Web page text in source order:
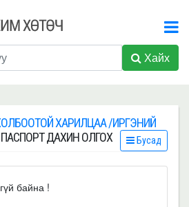
Хайх
ХАРИЛЦАА /ИРГЭНИЙ
ДАХИН ОЛГОХ Бусад
байна !